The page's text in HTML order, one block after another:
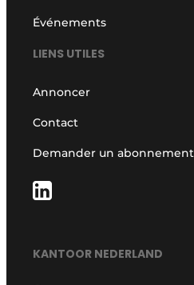
Événements
LIENS UTILES
Annoncer
Contact
Demander un abonnement
KANTOOR NEDERLAND